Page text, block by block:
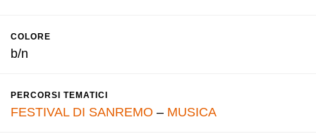
COLORE
b/n
PERCORSI TEMATICI
FESTIVAL DI SANREMO – MUSICA